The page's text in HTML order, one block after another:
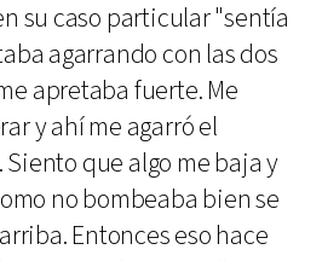
su caso particular "sentía
agarrando con las dos
apretaba fuerte. Me
y ahí me agarró el
que algo me baja y
no bombeaba bien se
Entonces eso hace